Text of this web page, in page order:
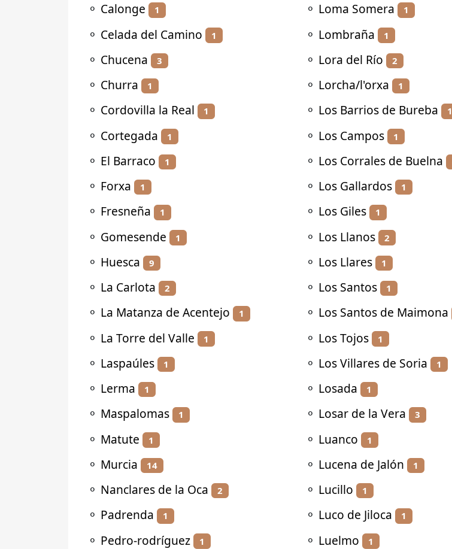
⚬ Calonge 1
⚬ Celada del Camino 1
⚬ Chucena 3
⚬ Churra 1
⚬ Cordovilla la Real 1
⚬ Cortegada 1
⚬ El Barraco 1
⚬ Forxa 1
⚬ Fresneña 1
⚬ Gomesende 1
⚬ Huesca 9
⚬ La Carlota 2
⚬ La Matanza de Acentejo 1
⚬ La Torre del Valle 1
⚬ Laspaúles 1
⚬ Lerma 1
⚬ Maspalomas 1
⚬ Matute 1
⚬ Murcia 14
⚬ Nanclares de la Oca 2
⚬ Padrenda 1
⚬ Pedro-rodríguez 1
⚬ Loma Somera 1
⚬ Lombraña 1
⚬ Lora del Río 2
⚬ Lorcha/l'orxa 1
⚬ Los Barrios de Bureba 1
⚬ Los Campos 1
⚬ Los Corrales de Buelna
⚬ Los Gallardos 1
⚬ Los Giles 1
⚬ Los Llanos 2
⚬ Los Llares 1
⚬ Los Santos 1
⚬ Los Santos de Maimona
⚬ Los Tojos 1
⚬ Los Villares de Soria 1
⚬ Losada 1
⚬ Losar de la Vera 3
⚬ Luanco 1
⚬ Lucena de Jalón 1
⚬ Lucillo 1
⚬ Luco de Jiloca 1
⚬ Luelmo 1